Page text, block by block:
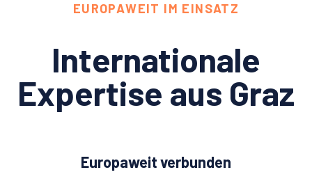
EUROPAWEIT IM EINSATZ
Internationale
Expertise aus Graz
Europaweit verbunden